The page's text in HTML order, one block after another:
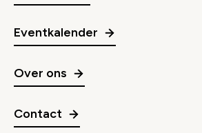
Eventkalender
Over ons
Contact